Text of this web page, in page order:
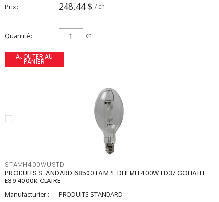
Prix 248,44 $ / ch
Quantité ch
AJOUTER AU
PANIER
STAMH400WUSTD
PRODUITS STANDARD 68500 LAMPE DHI MH 400W ED37 GOLIATH
E39 4000K CLAIRE
Manufacturier :
PRODUITS STANDARD